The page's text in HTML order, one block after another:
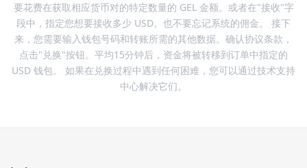
要花费在获取相应货币对的特定数量的 GEL 金额。或者在"接收"字
段中，指定您想要接收多少 USD。也不要忘记系统的佣金。 接下
来，您需要输入钱包号码和转账所需的其他数据。确认协议条款，
点击"兑换"按钮。平均15分钟后，资金将被转移到订单中指定的
USD 钱包。 如果在兑换过程中遇到任何困难，您可以通过技术支持
中心解决它们。